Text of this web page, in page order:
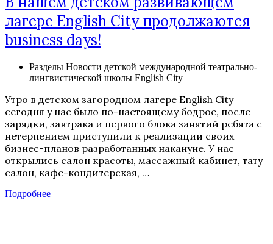
лагере English City продолжаются
business days!
Разделы Новости детской международной театрально-
лингвистической школы English City
Утро в детском загородном лагере English City
сегодня у нас было по-настоящему бодрое, после
зарядки, завтрака и первого блока занятий ребята с
нетерпением приступили к реализации своих
бизнес-планов разработанных накануне. У нас
открылись салон красоты, массажный кабинет, тату
салон, кафе-кондитерская, …
Подробнее